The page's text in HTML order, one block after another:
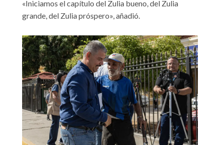
«Iniciamos el capítulo del Zulia bueno, del Zulia
grande, del Zulia próspero», añadió.